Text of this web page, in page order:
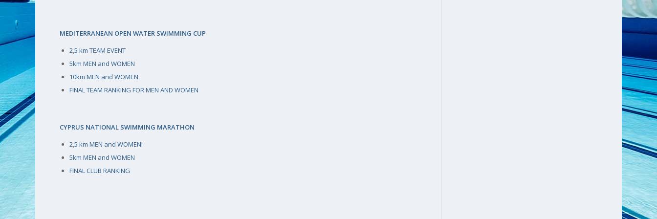
MEDITERRANEAN OPEN WATER SWIMMING CUP
2,5 km TEAM EVENT
5km MEN and WOMEN
10km MEN and WOMEN
FINAL TEAM RANKING FOR MEN AND WOMEN
CYPRUS NATIONAL SWIMMING MARATHON
2,5 km MEN and WOMENl
5km MEN and WOMEN
FINAL CLUB RANKING